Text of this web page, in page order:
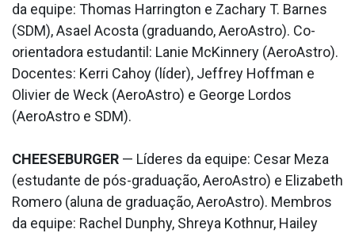
da equipe: Thomas Harrington e Zachary T. Barnes
(SDM), Asael Acosta (graduando, AeroAstro). Co-
orientadora estudantil: Lanie McKinnery (AeroAstro).
Docentes: Kerri Cahoy (líder), Jeffrey Hoffman e
Olivier de Weck (AeroAstro) e George Lordos
(AeroAstro e SDM).
CHEESEBURGER — Líderes da equipe: Cesar Meza
(estudante de pós-graduação, AeroAstro) e Elizabeth
Romero (aluna de graduação, AeroAstro). Membros
da equipe: Rachel Dunphy, Shreya Kothnur, Hailey